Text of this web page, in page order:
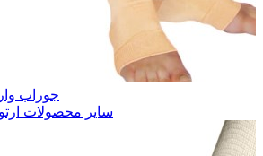
جوراب
سایر محصولات